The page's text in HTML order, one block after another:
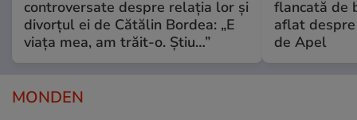
controversate despre relația lor și
divorțul ei de Cătălin Bordea: „E
viața mea, am trăit-o. Știu…”
flancată de
aflat
de Apel
MONDEN